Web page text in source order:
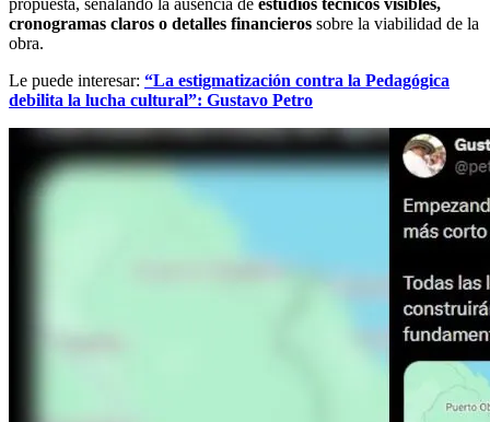
cronogramas claros o detalles financieros sobre la viabilidad de la
obra.
Le puede interesar: “La estigmatización contra la Pedagógica
debilita la lucha cultural”: Gustavo Petro